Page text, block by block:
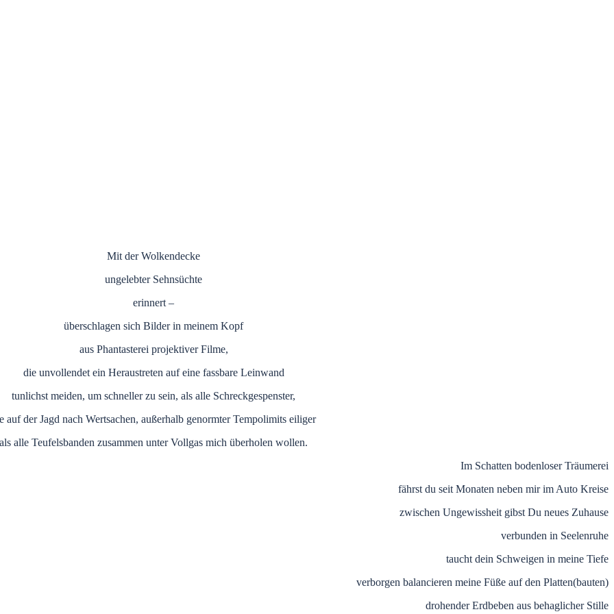
Mit der Wolkendecke
ungelebter Sehnsüchte
erinnert –
überschlagen sich Bilder in meinem Kopf
aus Phantasterei projektiver Filme,
die unvollendet ein Heraustreten auf eine fassbare Leinwand
tunlichst meiden, um schneller zu sein, als alle Schreckgespenster,
auf der Jagd nach Wertsachen, außerhalb genormter Tempolimits eiliger
als alle Teufelsbanden zusammen unter Vollgas mich überholen wollen.
Im Schatten bodenloser Träumerei
fährst du seit Monaten neben mir im Auto Kreise
zwischen Ungewissheit gibst Du neues Zuhause
verbunden in Seelenruhe
taucht dein Schweigen in meine Tiefe
verborgen balancieren meine Füße auf den Platten(bauten)
drohender Erdbeben aus behaglicher Stille